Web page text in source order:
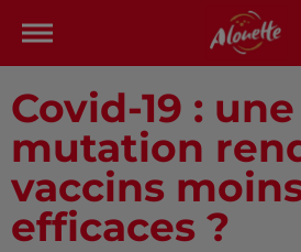
Covid-19 : une
mutation
vaccins
efficaces ?